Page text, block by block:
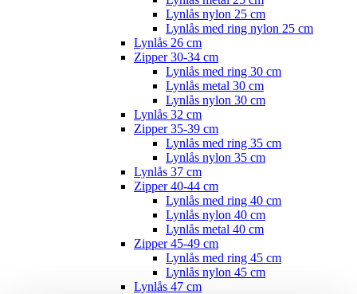
Lynlås nylon 25 cm
Lynlås med ring nylon 25 cm
Lynlås 26 cm
Zipper 30-34 cm
Lynlås med ring 30 cm
Lynlås metal 30 cm
Lynlås nylon 30 cm
Lynlås 32 cm
Zipper 35-39 cm
Lynlås med ring 35 cm
Lynlås nylon 35 cm
Lynlås 37 cm
Zipper 40-44 cm
Lynlås med ring 40 cm
Lynlås nylon 40 cm
Lynlås metal 40 cm
Zipper 45-49 cm
Lynlås med ring 45 cm
Lynlås nylon 45 cm
Lynlås 47 cm